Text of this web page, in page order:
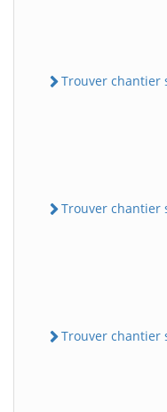
Trouver chantier
Trouver chantier
Trouver chantier